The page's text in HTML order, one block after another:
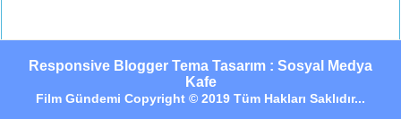
Responsive Blogger Tema Tasarım : Sosyal Medya
Kafe
Film Gündemi Copyright © 2019 Tüm Hakları Saklıdır...